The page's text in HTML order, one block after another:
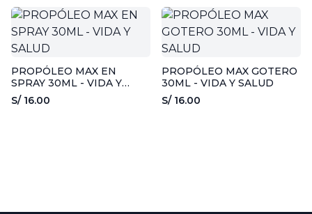
PROPÓLEO MAX EN
SPRAY 30ML - VIDA Y
SALUD
S/ 16.00
PROPÓLEO MAX GOTERO
30ML - VIDA Y SALUD
S/ 16.00